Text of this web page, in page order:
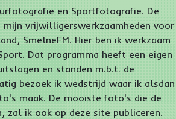
en Sportfotografie. De
vrijwilligerswerkzaamheden voor
SmelneFM. Hier ben ik werkzaam
Dat programma heeft een eigen
en standen m.b.t. de
bezoek ik wedstrijd waar ik alsdan
maak. De mooiste foto's die de
zal ik ook op deze site publiceren.